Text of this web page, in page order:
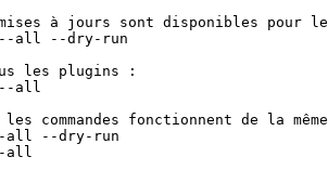
à jours sont disponibles pour
--all --dry-run
les plugins :
--all
commandes fonctionnent de la
--all --dry-run
all